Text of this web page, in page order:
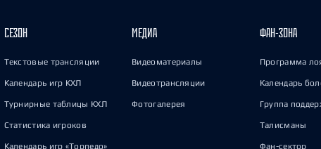
СЕЗОН
Текстовые трансляции
Календарь игр КХЛ
Турнирные таблицы КХЛ
Статистика игроков
Календарь игр «Торпедо»
МЕДИА
Видеоматериалы
Видеотрансляции
Фотогалерея
ФАН-ЗОНА
Программа
Календарь
Группа
Талисманы
Фан-сектор